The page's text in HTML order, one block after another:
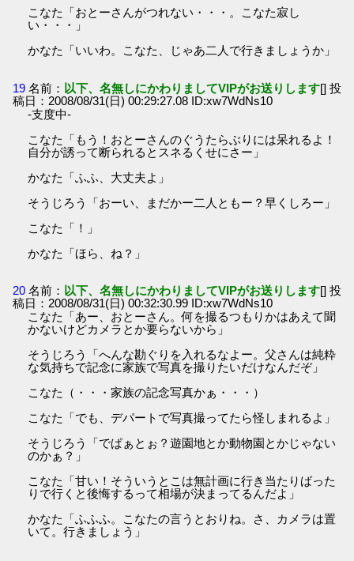
こなた「おとーさんがつれない・・・。こなた寂し
い・・・」
かなた「いいわ。こなた、じゃあ二人で行きましょうか」
19 名前： 以下、名無しにかわりましてVIPがお送りします[] 投
稿日：2008/08/31(日) 00:29:27.08 ID:xw7WdNs10
-支度中-
こなた「もう！おとーさんのぐうたらぶりには呆れるよ！
自分が誘って断られるとスネるくせにさー」
かなた「ふふ、大丈夫よ」
そうじろう「おーい、まだかー二人ともー？早くしろー」
こなた「！」
かなた「ほら、ね？」
20 名前： 以下、名無しにかわりましてVIPがお送りします[] 投
稿日：2008/08/31(日) 00:32:30.99 ID:xw7WdNs10
こなた「あー、おとーさん。何を撮るつもりかはあえて聞
かないけどカメラとか要らないから」
そうじろう「へんな勘ぐりを入れるなよー。父さんは純粋
な気持ちで記念に家族で写真を撮りたいだけなんだぞ」
こなた（・・・家族の記念写真かぁ・・・）
こなた「でも、デパートで写真撮ってたら怪しまれるよ」
そうじろう「でぱぁとぉ？遊園地とか動物園とかじゃない
のかぁ？」
こなた「甘い！そういうとこは無計画に行き当たりばった
りで行くと後悔するって相場が決まってるんだよ」
かなた「ふふふ。こなたの言うとおりね。さ、カメラは置
いて。行きましょう」